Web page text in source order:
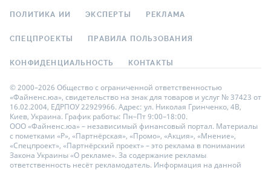
ПОЛИТИКА ИИ ЭКСПЕРТЫ РЕКЛАМА
СПЕЦПРОЕКТЫ ПРАВИЛА ПОЛЬЗОВАНИЯ
КОНФИДЕНЦИАЛЬНОСТЬ КОНТАКТЫ
© 2000–2026 Общество с ограниченной ответственностью
«Файненс.юа», свидетельство на знак для товаров и услуг № 37423 от
16.02.2004, ЕДРПОУ 22929966. Адрес: ул. Николая Гринченко, 4В,
Киев, Украина. График работы: Пн–Пт 9:00–18:00.
ООО «Файненс.юа» – независимый финансовый портал. Материалы
с пометками «Р», «Партнёрская», «Промо», «Акция», «Мнение»,
«Спецпроект», «Партнёрский проект» – это реклама в понимании
Закона Украины «О рекламе». За содержание рекламы
ответственность несёт рекламодатель. Информация на данной